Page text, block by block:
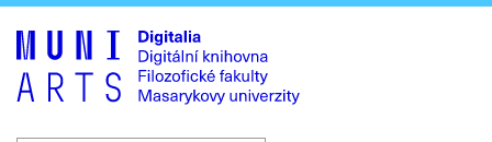
to
main
content